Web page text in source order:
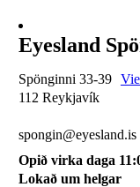
Eyesland
Spönginni 33-39
112 Reykjavík
spongin@eyesland.is
Opið virka daga
Lokað um helgar